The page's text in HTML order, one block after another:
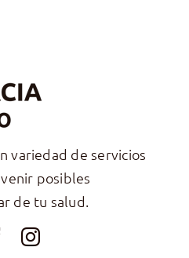
variedad de servicios
posibles
de tu salud.